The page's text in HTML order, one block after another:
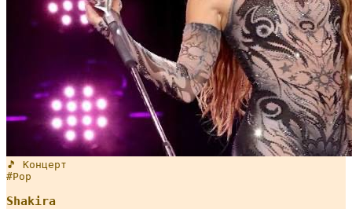
🎵 Концерт
#Pop
Shakira